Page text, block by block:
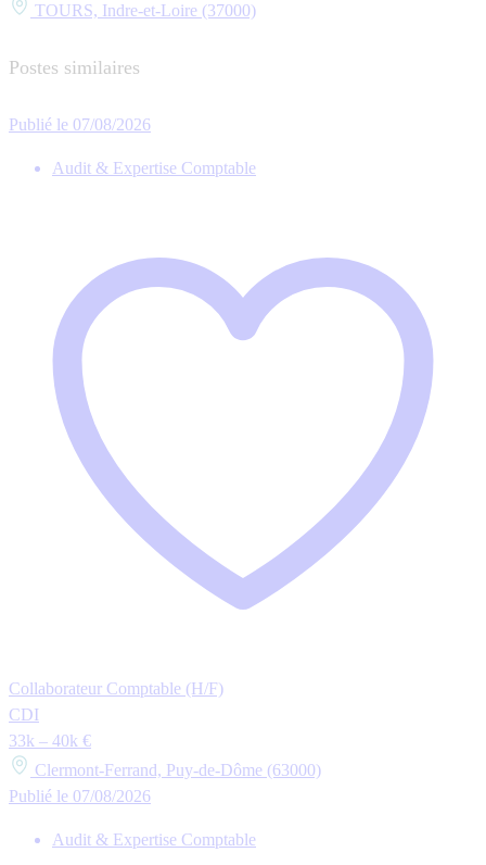
TOURS, Indre-et-Loire (37000)
Postes similaires
Publié le 07/08/2026
Audit & Expertise Comptable
Collaborateur Comptable (H/F)
CDI
33k – 40k €
Clermont-Ferrand, Puy-de-Dôme (63000)
Publié le 07/08/2026
Audit & Expertise Comptable